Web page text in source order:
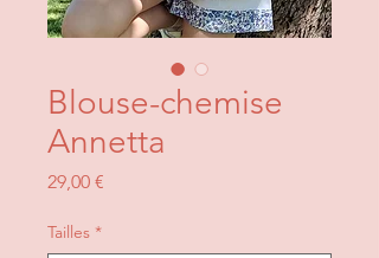
Blouse-chemise
Annetta
29,00 €
Tailles *